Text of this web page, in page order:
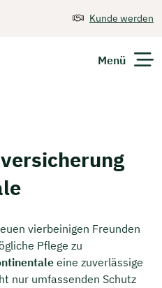
Kunde werden
Menü
vierbeinigen Freunden
Pflege zu
eine zuverlässige
nur umfassenden Schutz